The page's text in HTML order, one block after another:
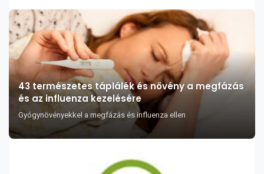
43 természetes táplálék és növény a megfázás
és az influenza kezelésére
Gyógynövényekkel a megfázás és influenza ellen